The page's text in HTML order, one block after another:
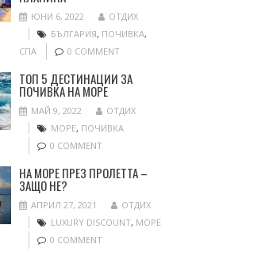
ЮНИ 6, 2022
ОТДИХ
БЪЛГАРИЯ, ПОЧИВКА,
СПА
0 COMMENT
ТОП 5 ДЕСТИНАЦИИ ЗА
ПОЧИВКА НА МОРЕ
МАЙ 9, 2022
ОТДИХ
МОРЕ, ПОЧИВКА
0 COMMENT
НА МОРЕ ПРЕЗ ПРОЛЕТТА –
ЗАЩО НЕ?
АПРИЛ 27, 2021
ОТДИХ
LUXURY DISCOUNT, МОРЕ
0 COMMENT